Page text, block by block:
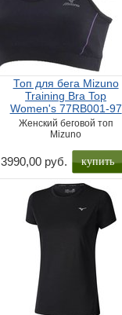
Топ для бега Mizuno
Training Bra Top
Women's 77RB001-97
Женский беговой топ
Mizuno
3990,00 руб. купить